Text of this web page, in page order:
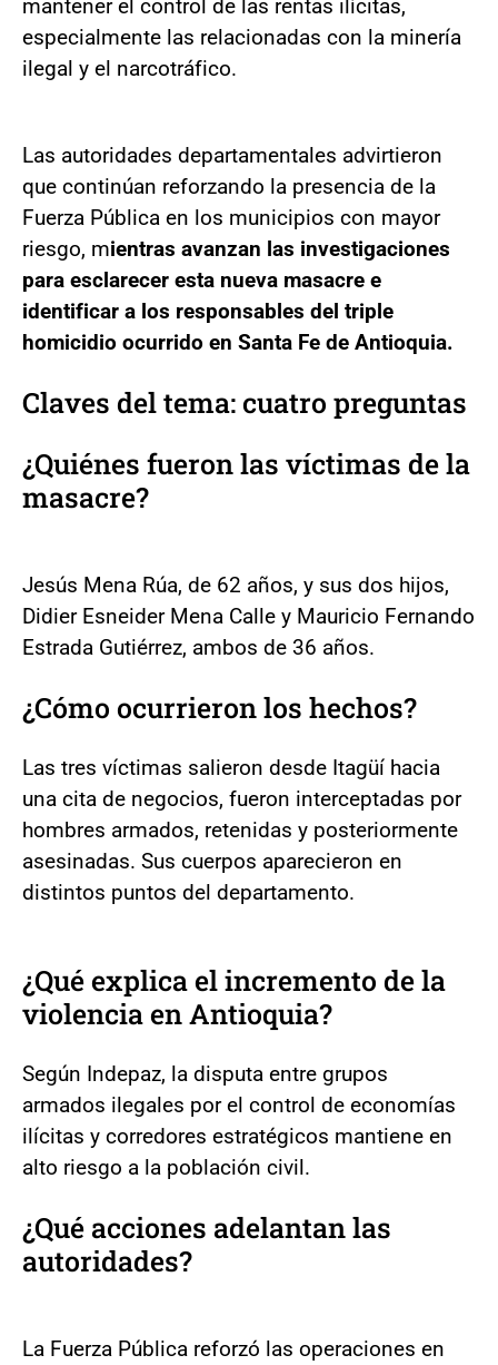
mantener el control de las rentas ilícitas,
especialmente las relacionadas con la minería
ilegal y el narcotráfico.
Las autoridades departamentales advirtieron
que continúan reforzando la presencia de la
Fuerza Pública en los municipios con mayor
riesgo, mientras avanzan las investigaciones
para esclarecer esta nueva masacre e
identificar a los responsables del triple
homicidio ocurrido en Santa Fe de Antioquia.
Claves del tema: cuatro preguntas
¿Quiénes fueron las víctimas de la
masacre?
Jesús Mena Rúa, de 62 años, y sus dos hijos,
Didier Esneider Mena Calle y Mauricio Fernando
Estrada Gutiérrez, ambos de 36 años.
¿Cómo ocurrieron los hechos?
Las tres víctimas salieron desde Itagüí hacia
una cita de negocios, fueron interceptadas por
hombres armados, retenidas y posteriormente
asesinadas. Sus cuerpos aparecieron en
distintos puntos del departamento.
¿Qué explica el incremento de la
violencia en Antioquia?
Según Indepaz, la disputa entre grupos
armados ilegales por el control de economías
ilícitas y corredores estratégicos mantiene en
alto riesgo a la población civil.
¿Qué acciones adelantan las
autoridades?
La Fuerza Pública reforzó las operaciones en